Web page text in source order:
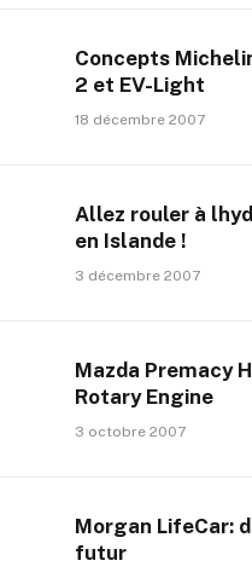
Concepts
2 et EV-Light
18 décembre 2007
Allez rouler à
en Islande !
3 décembre 2007
Mazda Premacy
Rotary Engine
3 octobre 2007
Morgan LifeCar:
futur